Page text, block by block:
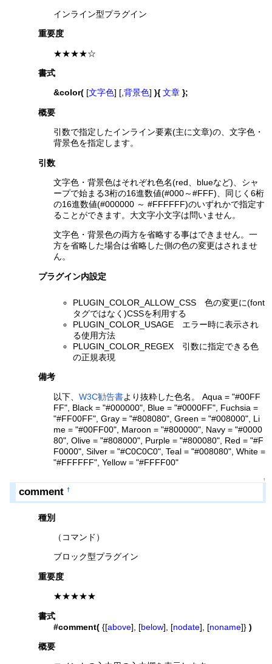
インライン型プラグイン
重要度
★★★★☆
書式
&color( [文字色] [,背景色]){ 文章 };
概要
引数で指定したインライン要素(主に文章)の、文字色・
背景色を指定します。
引数
文字色・背景色はそれぞれ色名(red、blueなど)、シャ
ープで始まる3桁の16進数値(#000～#FFF)、同じく6桁
の16進数値(#000000 ～ #FFFFFF)のいずれかで指定す
ることができます。大文字小文字は問いません。
文字色・背景色の両方を省略する事はできません。一
方を省略した場合は省略した側の色の変更はされませ
ん。
プラグイン内設定
PLUGIN_COLOR_ALLOW_CSS 色の変更に(font
タグではなく)CSSを利用する
PLUGIN_COLOR_USAGE エラー時に表示され
る使用方法
PLUGIN_COLOR_REGEX 引数に指定できる色
の正規表現
備考
以下、W3C勧告書より抜粋した色名。 Aqua = "#00FF
FF", Black = "#000000", Blue = "#0000FF", Fuchsia =
"#FF00FF", Gray = "#808080", Green = "#008000", Li
me = "#00FF00", Maroon = "#800000", Navy = "#0000
80", Olive = "#808000", Purple = "#800080", Red = "#F
F0000", Silver = "#C0C0C0", Teal = "#008080", White =
"#FFFFFF", Yellow = "#FFFF00"
↑
comment †
種別
（コマンド）
ブロック型プラグイン
重要度
★★★★★
書式
#comment( {[above], [below], [nodate], [noname]})
概要